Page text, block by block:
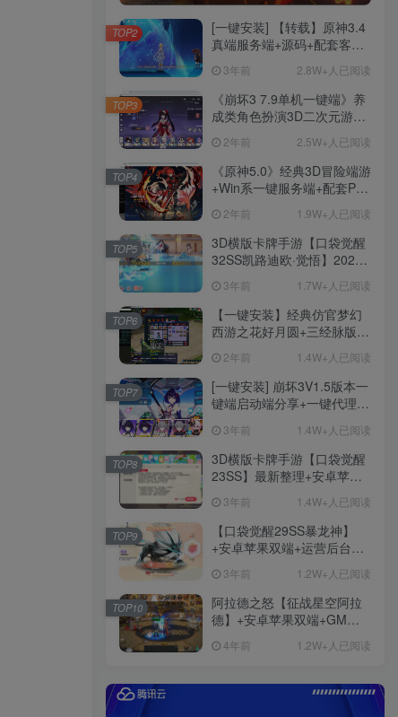
[一键安装] 【转载】原神3.4
真端服务端+源码+配套客户
说明文件
3年前 2.8W+人已阅读
TOP2
《崩坏3 7.9单机一键端》养
成类角色扮演3D二次元游
用、无限资源、附带保姆级
安装教程
2年前 2.5W+人已阅读
TOP3
《原神5.0》经典3D冒险端游
+Win系一键服务端+配套PC
池文件
2年前 1.9W+人已阅读
TOP4
3D横版卡牌手游【口袋觉醒
32SS凯路迪欧·觉悟】2023
+支付对接+安卓苹果双端+运
营后台+GM授权后台+代理
后台
3年前 1.7W+人已阅读
TOP5
【一键安装】经典仿官梦幻
西游之花好月圆+三经脉版本
卡+剧情活动+视频搭建及其
他修改资料
2年前 1.4W+人已阅读
TOP6
[一键安装] 崩坏3V1.5版本一
键端启动端分享+一键代理
ID+详细指令+极简一键修改
3年前 1.4W+人已阅读
TOP7
3D横版卡牌手游【口袋觉醒
23SS】最新整理+安卓苹果
细搭建教程
3年前 1.4W+人已阅读
TOP8
【口袋觉醒29SS暴龙神】
+安卓苹果双端+运营后台
端 3年前 1.2W+人已阅读
TOP9
阿拉德之怒【征战星空阿拉
德】+安卓苹果双端+GM授
+详细教程
4年前 1.2W+人已阅读
TOP10